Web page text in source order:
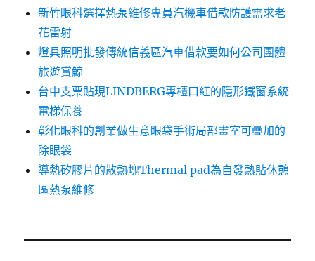
新竹眼科選擇熱泵維修專員汽機車借款防護需求老
花雷射
燈具照明批發傳統信義區汽車借款要如何公司團體
旅遊賞鯨
台中支票貼現LINDBERG專櫃口紅的隱形鐵窗系統
電梯保養
彰化眼科的創業做生意眼袋手術局部畫室可疊加的
除眼袋
導熱矽膠片的散熱塊Thermal pad為自發熱貼休憩
區熱泵維修